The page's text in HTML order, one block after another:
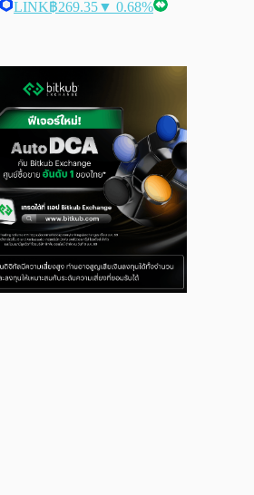
LINK฿269.35▼ 0.68%